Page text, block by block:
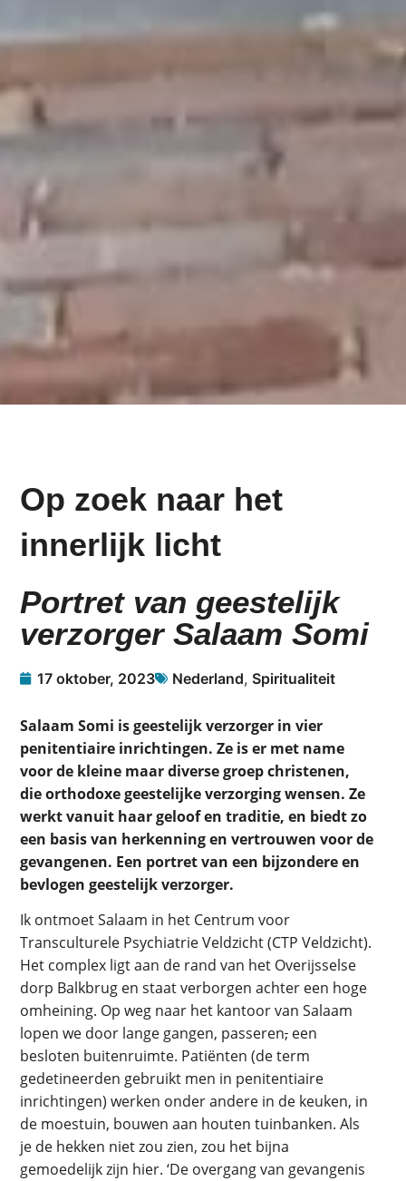
Op zoek naar het
innerlijk licht
Portret van geestelijk
verzorger Salaam Somi
17 oktober, 2023 Nederland, Spiritualiteit
Salaam Somi is geestelijk verzorger in vier
penitentiaire inrichtingen. Ze is er met name
voor de kleine maar diverse groep christenen,
die orthodoxe geestelijke verzorging wensen. Ze
werkt vanuit haar geloof en traditie, en biedt zo
een basis van herkenning en vertrouwen voor de
gevangenen. Een portret van een bijzondere en
bevlogen geestelijk verzorger.
Ik ontmoet Salaam in het Centrum voor
Transculturele Psychiatrie Veldzicht (CTP Veldzicht).
Het complex ligt aan de rand van het Overijsselse
dorp Balkbrug en staat verborgen achter een hoge
omheining. Op weg naar het kantoor van Salaam
lopen we door lange gangen, passeren, een
besloten buitenruimte. Patiënten (de term
gedetineerden gebruikt men in penitentiaire
inrichtingen) werken onder andere in de keuken, in
de moestuin, bouwen aan houten tuinbanken. Als
je de hekken niet zou zien, zou het bijna
gemoedelijk zijn hier. ‘De overgang van gevangenis